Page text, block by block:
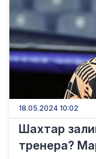
18.05.2024 10:02
Шахтар
тренера?